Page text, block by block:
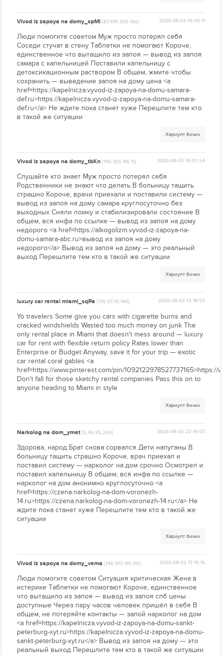
Vivod iz zapoya na domy_spMl[87.199.205.156] 2026-08-03 14:04:11
Люди помогите советом Муж просто потерял себя
Соседи стучат в стену Таблетки не помогают Короче,
единственное что вытащило из запоя — вывод из запоя
самара с капельницей Поставили капельницу с
детоксикационным раствором В общем, жмите чтобы
сохранить — выведение запоя на дому цена <a
href=https://kapelnicza.vyvod-iz-zapoya-na-domu-samara-
def.ru>https://kapelnicza.vyvod-iz-zapoya-na-domu-samara-
def.ru</a> Не ждите пока станет хуже Перешлите тем кто
в такой же ситуации
Хариулт бичих
Vivod iz zapoya na domy_tbKn[146.103.116.11] 2026-08-03 14:03:54
Слушайте кто знает Муж просто потерял себя
Родственники не знают что делать В больницу тащить
страшно Короче, врачи приехали и поставили систему —
вывод из запоя на дому самара круглосуточно без
выходных Сняли ломку и стабилизировали состояние В
общем, вся инфа по ссылке — вывод из запоя на дому
недорого <a href=https://alkogolizm.vyvod-iz-zapoya-na-
domu-samara-abc.ru>вывод из запоя на дому
недорого</a> Вывод из запоя на дому — это реальный
выход Перешлите тем кто в такой же ситуации
Хариулт бичих
luxury car rental miami_sqPa[176.97.79.140] 2026-08-03 12:18:55
Yo travelers Some give you cars with cigarette burns and
cracked windshields Wasted too much money on junk The
only rental place in Miami that doesn't mess around — luxury
car for rent with flexible return policy Rates lower than
Enterprise or Budget Anyway, save it for your trip — exotic
car rental coral gables <a
href=https://www.pinterest.com/pin/
Don't fall for those sketchy rental companies Pass this on to
anyone heading to Miami in style
Хариулт бичих
Narkolog na dom_ymet[5.45.95.254] 2026-08-02 22:14:03
Здорова, народ Брат снова сорвался Дети напуганы В
больницу тащить страшно Короче, врач приехал и
поставил систему — нарколог на дом срочно Осмотрел и
поставил капельницу В общем, вся инфа по ссылке —
нарколог на дом анонимно круглосуточно <a
href=https://czena.narkolog-na-dom-voronezh-
14.ru>https://czena.narkolog-na-dom-voronezh-14.ru</a> Не
ждите пока станет хуже Перешлите тем кто в такой же
ситуации
Хариулт бичих
Vivod iz zapoya na domy_vema[146.103.115.115] 2026-08-02 17:19:16
Люди помогите советом Ситуация критическая Жена в
истерике Таблетки не помогают Короче, единственное
что вытащило из запоя — вывод из запоя спб цены
доступные Через пару часов человек пришёл в себя В
общем, не потеряйте контакты — запой нарколог на дом
<a href=https://kapelnicza.vyvod-iz-zapoya-na-domu-sankt-
peterburg-xyt.ru>https://kapelnicza.vyvod-iz-zapoya-na-domu-
sankt-peterburg-xyt.ru</a> Вывод из запоя на дому — это
реальный выход Перешлите тем кто в такой же ситуации